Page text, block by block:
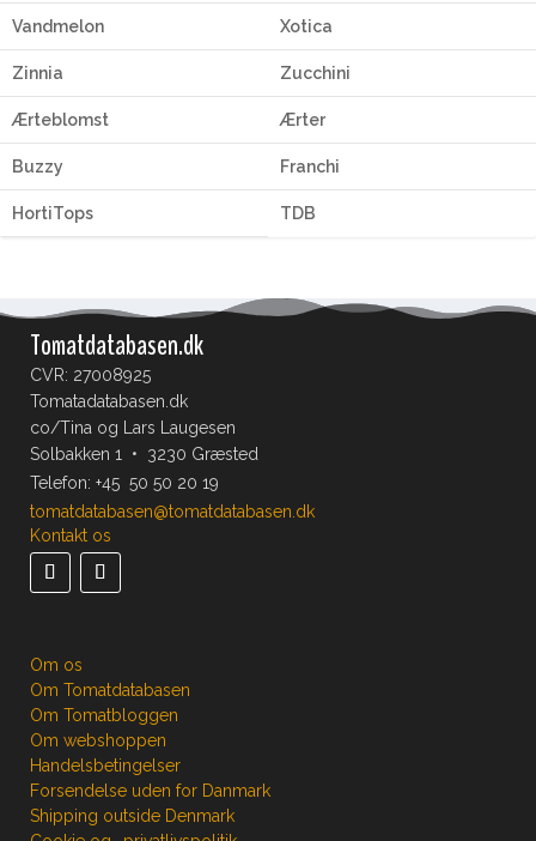
Vandmelon Xotica
Zinnia Zucchini
Ærteblomst Ærter
Buzzy Franchi
HortiTops TDB
Tomatdatabasen.dk
CVR: 27008925
Tomatadatabasen.dk
co/Tina og Lars Laugesen
Solbakken 1 • 3230 Græsted
Telefon: +45 50 50 20 19
tomatdatabasen@tomatdatabasen.dk
Kontakt os
Om os
Om Tomatdatabasen
Om Tomatbloggen
Om webshoppen
Handelsbetingelser
Forsendelse uden for Danmark
Shipping outside Denmark